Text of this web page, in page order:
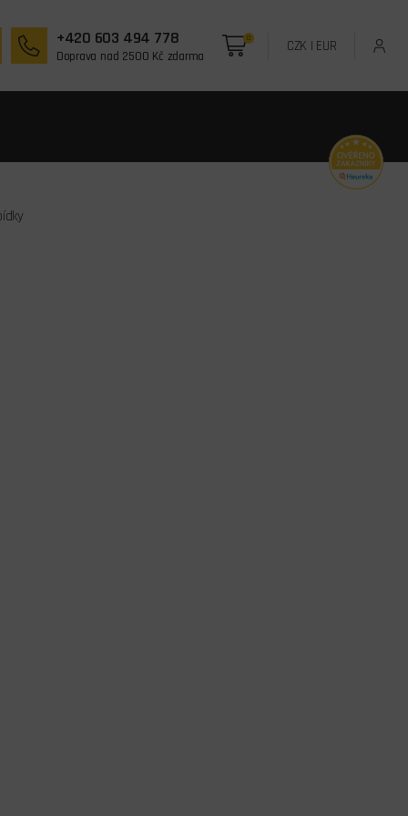
+420 603 494 778
Doprava nad 2500 Kč zdarma
0 CZK | EUR